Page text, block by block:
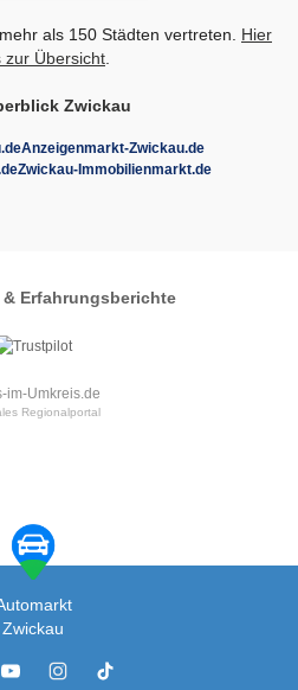
als 150 Städten vertreten. Hier
zur Übersicht.
Zwickau
Anzeigenmarkt-Zwickau.de
Zwickau-Immobilienmarkt.de
& Erfahrungsberichte
im-Umkreis.de
Regionalportal
Zwickau